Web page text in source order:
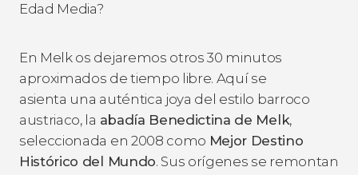
Edad Media?
En Melk os dejaremos otros 30 minutos
aproximados de tiempo libre. Aquí se
asienta una auténtica joya del estilo barroco
austriaco, la abadía Benedictina de Melk,
seleccionada en 2008 como Mejor Destino
Histórico del Mundo. Sus orígenes se remontan